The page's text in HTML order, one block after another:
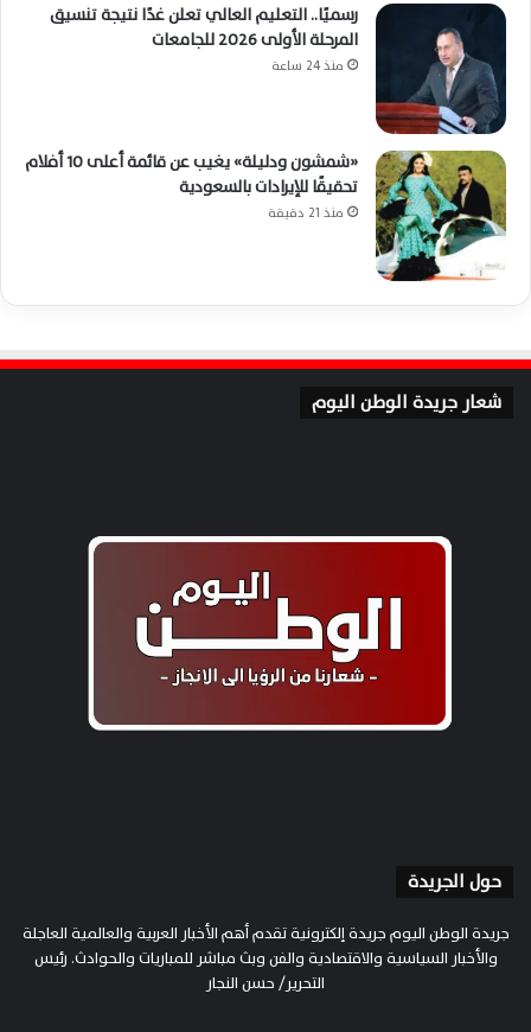
رسميًا.. التعليم العالي تعلن غدًا نتيجة تنسيق
المرحلة الأولى 2026 للجامعات
منذ 24 ساعة
«شمشون ودليلة» يغيب عن قائمة أعلى 10 أفلام
تحقيقًا للإيرادات بالسعودية
منذ 21 دقيقة
شعار جريدة الوطن اليوم
حول الجريدة
جريدة الوطن اليوم جريدة إلكترونية تقدم أهم الأخبار العربية والعالمية العاجلة
والأخبار السياسية والاقتصادية والفن وبث مباشر للمباريات والحوادث. رئيس
التحرير/ حسن النجار